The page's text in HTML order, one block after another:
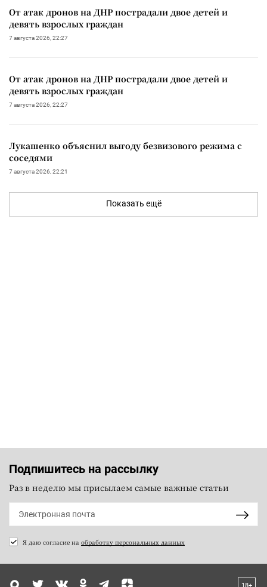
От атак дронов на ДНР пострадали двое детей и
девять взрослых граждан
7 августа 2026, 22:27
От атак дронов на ДНР пострадали двое детей и
девять взрослых граждан
7 августа 2026, 22:27
Лукашенко объяснил выгоду безвизового режима с
соседями
7 августа 2026, 22:21
Показать ещё
Подпишитесь на рассылку
Раз в неделю мы присылаем самые важные статьи
Я даю согласие на обработку персональных данных
18+